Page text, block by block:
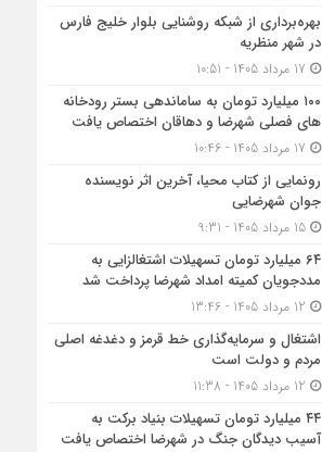
بهره‌برداری از شبکه روشنایی بلوار خلیج فارس
در شهر منظریه
۱۰۰ میلیارد تومان به ساماندهی بستر رودخانه
های فصلی شهرضا و دهاقان اختصاص یافت
رونمایی از کتاب محیا، آخرین اثر نویسنده
جوان شهرضایی
15 مرداد 1405 - 9:31
۶۴ میلیارد تومان تسهیلات اشتغالزایی به
مددجویان کمیته امداد شهرضا پرداخت شد
اشتغال و سرمایه‌گذاری خط قرمز و دغدغه اصلی
مردم و دولت است
۴۴ میلیارد تومان تسهیلات بنیاد برکت به
آسیب دیدگان جنگ در شهرضا اختصاص یافت